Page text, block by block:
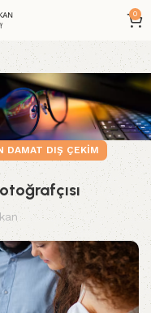
0
DAMAT DIŞ ÇEKIM